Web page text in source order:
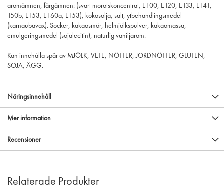
aromämnen, färgämnen: (svart morotskoncentrat, E100, E120, E133, E141,
150b, E153, E160a, E153), kokosolja, salt, ytbehandlingsmedel
(karnaubavax). Socker, kakaosmör, helmjölkspulver, kakaomassa,
emulgeringsmedel (sojalecitin), naturlig vaniljarom.
Kan innehålla spår av MJÖLK, VETE, NÖTTER, JORDNÖTTER, GLUTEN,
SOJA, ÄGG.
Näringsinnehåll
Mer information
Recensioner
Relaterade Produkter